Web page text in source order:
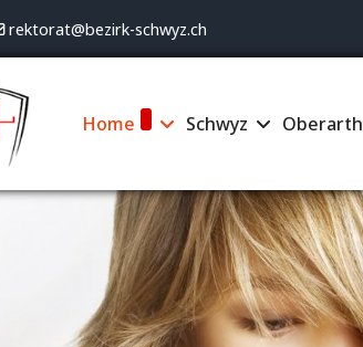
rektorat@bezirk-schwyz.ch
Home Schwyz Oberarth